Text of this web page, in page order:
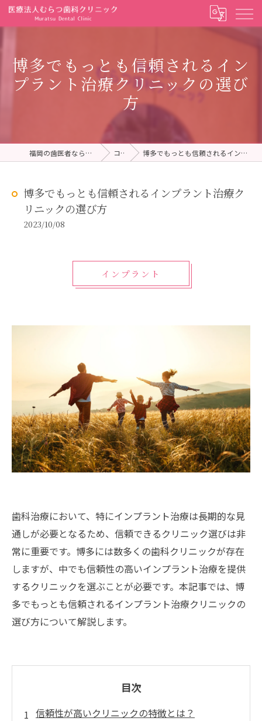
博多でもっとも信頼されるイン
プラント治療クリニックの選び
方
福岡の歯医者ならむらつ歯科クリニック コラム 博多でもっとも信頼されるインプラント治療クリニックの選び方
博多でもっとも信頼されるインプラント治療ク
リニックの選び方
2023/10/08
インプラント
歯科治療において、特にインプラント治療は長期的な見
通しが必要となるため、信頼できるクリニック選びは非
常に重要です。博多には数多くの歯科クリニックが存在
しますが、中でも信頼性の高いインプラント治療を提供
するクリニックを選ぶことが必要です。本記事では、博
多でもっとも信頼されるインプラント治療クリニックの
選び方について解説します。
目次
信頼性が高いクリニックの特徴とは？